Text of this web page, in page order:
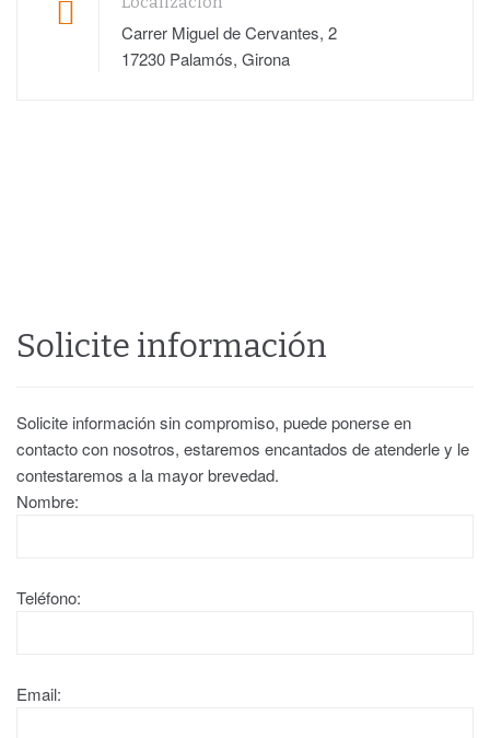
Carrer Miguel de Cervantes, 2
17230 Palamós, Girona
Solicite información
Solicite información sin compromiso, puede ponerse en
contacto con nosotros, estaremos encantados de atenderle y le
contestaremos a la mayor brevedad.
Nombre:
Teléfono:
Email: